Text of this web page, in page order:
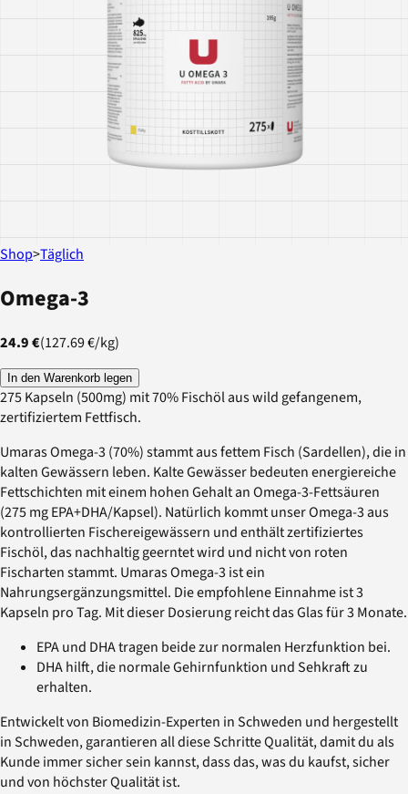
Shop>Täglich
Omega-3
24.9 €(127.69 €/kg)
In den Warenkorb legen
275 Kapseln (500mg) mit 70% Fischöl aus wild gefangenem,
zertifiziertem Fettfisch.
Umaras Omega-3 (70%) stammt aus fettem Fisch (Sardellen), die in
kalten Gewässern leben. Kalte Gewässer bedeuten energiereiche
Fettschichten mit einem hohen Gehalt an Omega-3-Fettsäuren
(275 mg EPA+DHA/Kapsel). Natürlich kommt unser Omega-3 aus
kontrollierten Fischereigewässern und enthält zertifiziertes
Fischöl, das nachhaltig geerntet wird und nicht von roten
Fischarten stammt. Umaras Omega-3 ist ein
Nahrungsergänzungsmittel. Die empfohlene Einnahme ist 3
Kapseln pro Tag. Mit dieser Dosierung reicht das Glas für 3 Monate.
EPA und DHA tragen beide zur normalen Herzfunktion bei.
DHA hilft, die normale Gehirnfunktion und Sehkraft zu
erhalten.
Entwickelt von Biomedizin-Experten in Schweden und hergestellt
in Schweden, garantieren all diese Schritte Qualität, damit du als
Kunde immer sicher sein kannst, dass das, was du kaufst, sicher
und von höchster Qualität ist.